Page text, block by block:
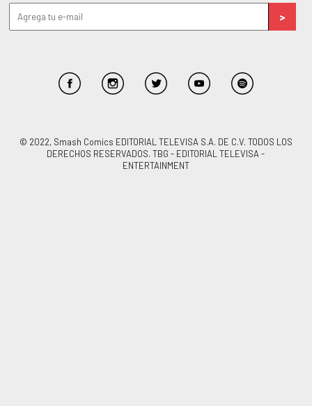
© 2022, Smash Comics EDITORIAL TELEVISA S.A. DE C.V. TODOS LOS
DERECHOS RESERVADOS. TBG - EDITORIAL TELEVISA -
ENTERTAINMENT